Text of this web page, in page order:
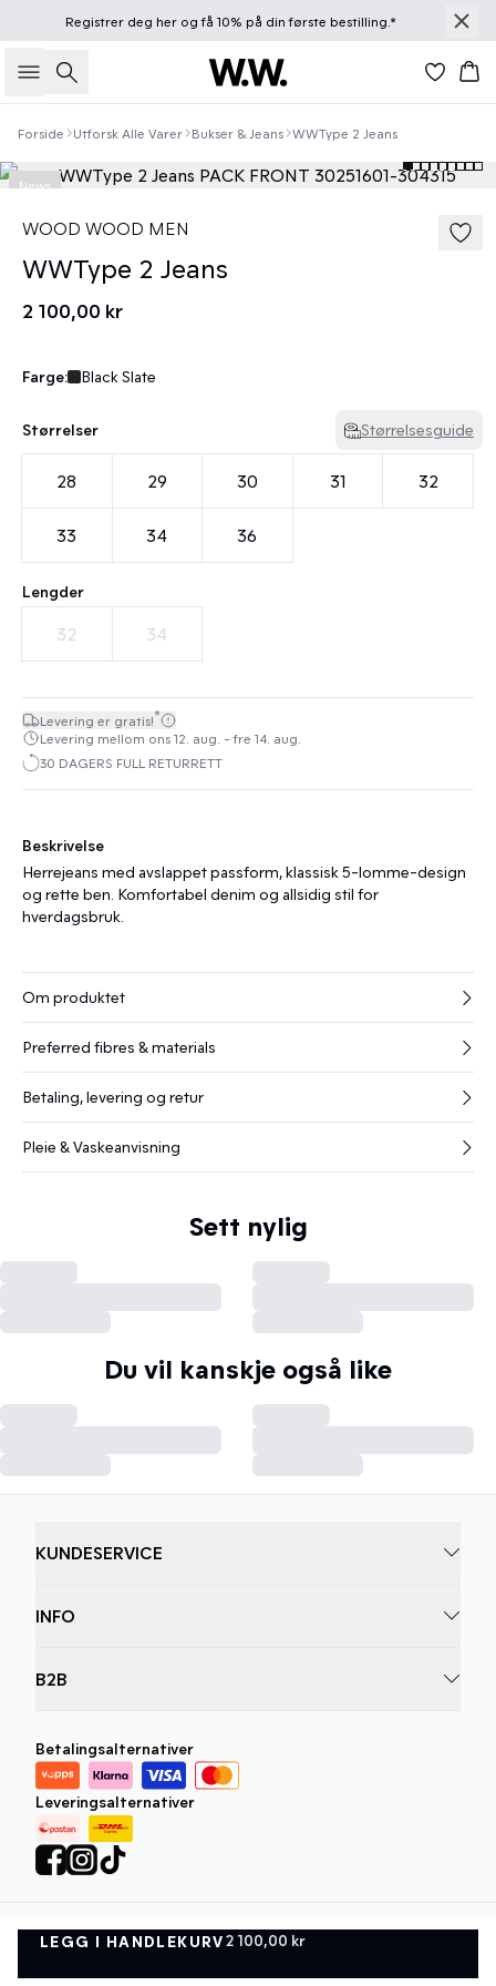
Registrer deg herog få 10% på din første bestilling.*
Søk
Forside Utforsk Alle Varer Bukser & Jeans WWType 2 Jeans
News
WOOD WOOD MEN
WWType 2 Jeans
2 100,00 kr
Farge: Black Slate
Størrelser Størrelsesguide
28 29 30 31 32
33 34 36
Lengder
32 34
Levering er gratis!*
Levering mellom ons 12. aug. - fre 14. aug.
30 DAGERS FULL RETURRETT
LEGG I HANDLEKURV2 100,00 kr
LEGG I HANDLEKURV
Beskrivelse
Herrejeans med avslappet passform, klassisk 5-lomme-design
og rette ben. Komfortabel denim og allsidig stil for
hverdagsbruk.
Om produktet
Preferred fibres & materials
Betaling, levering og retur
Pleie & Vaskeanvisning
Sett nylig
Du vil kanskje også like
KUNDESERVICE
INFO
B2B
Betalingsalternativer
Leveringsalternativer
Personvernregler Vilkår og betingelser